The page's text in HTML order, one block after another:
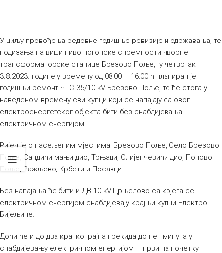
У циљу провођења редовне годишње ревизије и одржавања, те
подизања на виши ниво погонске спремности чворне
трансформаторске станице Брезово Поље, у четвртак
3.8.2023. године у времену од 08:00 – 16:00 h планиран је
годишњи ремонт ЧТС 35/10 kV Брезово Поље, те ће стога у
наведеном времену сви купци који се напајају са овог
електроенергетског објекта бити без снабдијевања
електричном енергијом.
Ријеч је о насељеним мјестима: Брезово Поље, Село Брезово
Поље, Сандићи мањи дио, Трњаци, Слијепчевићи дио, Попово
Поље, Ражљево, Крбети и Посавци.
Без напајања ће бити и ДВ 10 kV Црњелово са којега се
електричном енергијом снабдијевају крајњи купци Електро
Бијељине.
Доћи ће и до два краткотрајна прекида до пет минута у
снабдијевању електричном енергијом – први на почетку